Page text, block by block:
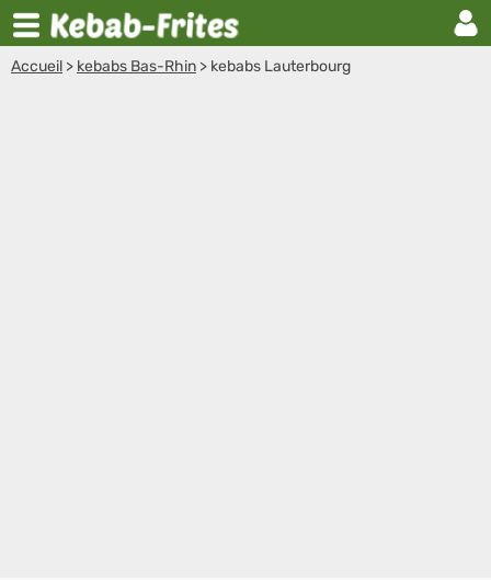
Accueil > kebabs Bas-Rhin > kebabs Lauterbourg